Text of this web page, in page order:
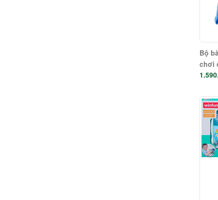
Bộ
chơi
học